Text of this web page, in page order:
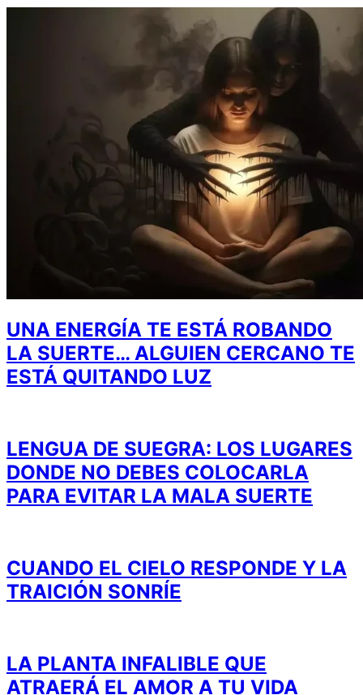
UNA ENERGÍA TE ESTÁ ROBANDO
LA SUERTE… ALGUIEN CERCANO TE
ESTÁ QUITANDO LUZ
LENGUA DE SUEGRA: LOS LUGARES
DONDE NO DEBES COLOCARLA
PARA EVITAR LA MALA SUERTE
CUANDO EL CIELO RESPONDE Y LA
TRAICIÓN SONRÍE
LA PLANTA INFALIBLE QUE
ATRAERÁ EL AMOR A TU VIDA